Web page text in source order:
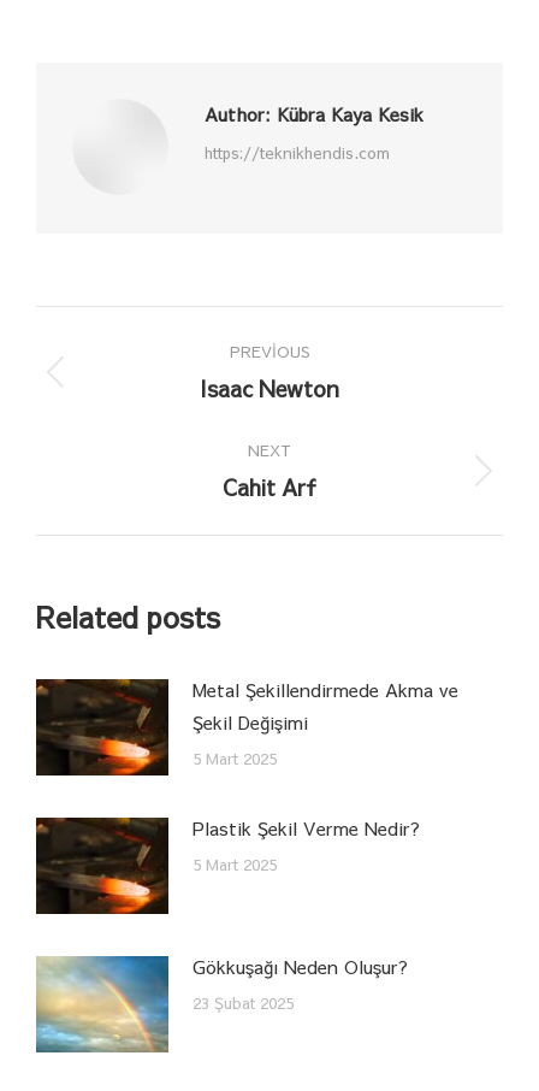
Author: Kübra Kaya Kesik
https://teknikhendis.com
navigation
PREVIOUS
Previous
Isaac Newton
NEXT
Next
Cahit Arf
Related posts
Metal Şekillendirmede Akma ve
Şekil Değişimi
5 Mart 2025
Plastik Şekil Verme Nedir?
5 Mart 2025
Gökkuşağı Neden Oluşur?
23 Şubat 2025